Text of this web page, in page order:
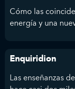
Cómo las
energía y una
Enquiridion
Las enseñanzas